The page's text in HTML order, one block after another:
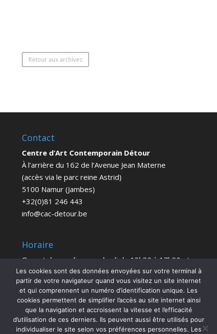
Retour aux archives
Contact
Centre d’Art Contemporain Détour
À l’arrière du 162 de l’Avenue Jean Materne
(accès via le parc reine Astrid)
5100 Namur (Jambes)
+32(0)81 246 443
info@cac-detour.be
Horaire
Ouvert du mardi au vendredi de 13h30 à 17h30 et
le samedi de 14h à 18h
Entrée Gratuite
Les cookies sont des données envoyées sur votre terminal à
partir de votre navigateur quand vous visitez un site internet
et qui comprennent un numéro d’identification unique. Les
cookies permettent de simplifier l’accès au site internet ainsi
que la navigation et accroissent la vitesse et l’efficacité
d’utilisation de ces derniers. Ils peuvent aussi être utilisés pour
individualiser le site selon vos préférences personnelles. Les